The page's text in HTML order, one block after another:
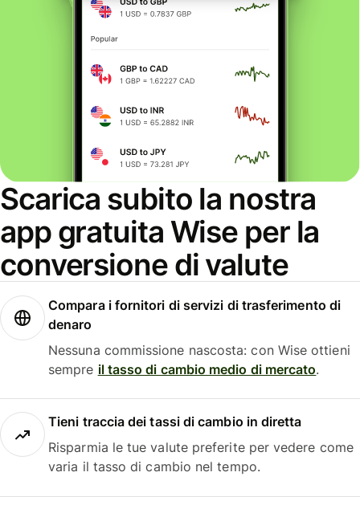
Scarica subito la nostra
app gratuita Wise per la
conversione di valute
Compara i fornitori di servizi di trasferimento di
denaro
Nessuna commissione nascosta: con Wise ottieni
sempre il tasso di cambio medio di mercato.
Tieni traccia dei tassi di cambio in diretta
Risparmia le tue valute preferite per vedere come
varia il tasso di cambio nel tempo.